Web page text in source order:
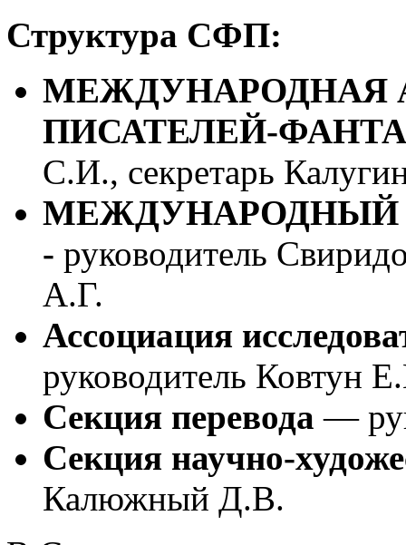
Структура СФП:
МЕЖДУНАРОДНАЯ
ПИСАТЕЛЕЙ-
С.И., секретарь
МЕЖДУНАРОДНЫЙ
- руководитель
А.Г.
Ассоциация
руководитель Ковтун
Секция перевода —
Секция научно-
Калюжный Д.В.